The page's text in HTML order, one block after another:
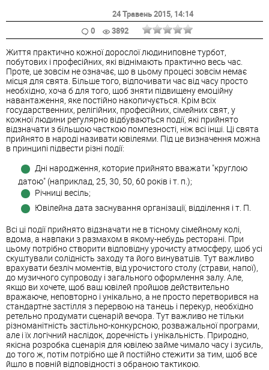
24 Травень 2015, 14:14
0
3892
Життя практично кожної дорослої людиниповне турбот,
побутових і професійних, які віднімають практично весь час.
Проте, це зовсім не означає, що в цьому процесі зовсім немає
місця для свята. Більше того, відпочивати час від часу просто
необхідно, хоча б для того, щоб зняти підвищену емоційну
навантаження, яке постійно накопичується. Крім всіх
государственних, релігійних, професійних, сімейних свят, у
кожної людини регулярно відбуваються події, які прийнято
відзначати з більшою часткою помпезності, ніж всі інші. Ці свята
прийнято в народі називати ювілеями. Під це визначення можна
в принципі підвести різні події:
Дні народження, которие прийнято вважати "круглою
датою" (наприклад, 25, 30, 50, 60 років і т. п.);
Річниці весіль;
Ювілейна дата заснування організації, відділення і т. П.
Всі ці події прийнято відзначати не в тісному сімейному колі,
вдома, а навпаки з размахом в якому-небудь ресторані. При
цьому потрібно створити відповідну урочисту атмосферу, щоб усі
скуштували солідність заходу та його винуватців. Тут важливо
врахувати безліч моментів, від урочистого столу (страви, напої),
до музичного супроводу і загального оформлення залу. Але,
якщо ви хочете, щоб ваш ювілей пройшов действительно
вражаюче, неповторно і унікально, а не просто перетворився на
стандартне застілля з перервою на танець і перекур, необхідно
ретельно продумати сценарій вечора. Тут важливо не тільки
різноманітність застільно-конкурсною, розважальної програми,
але і їх логічний наслідок, доречність і унікальність. Природно,
якісна розробка сценарія для ювілею займе чимало часу і зусиль,
до того ж, потім потрібно ще й постійно стежити за тим, щоб все
йшло в повній відповідності з обраною тактикою.